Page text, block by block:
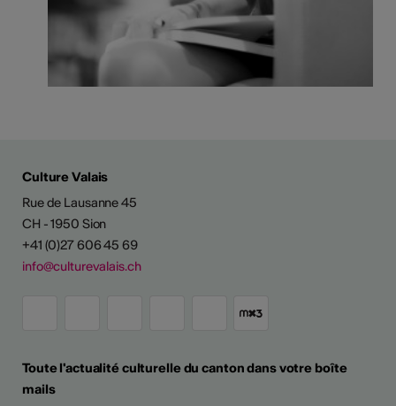
Culture Valais
Rue de Lausanne 45
CH - 1950 Sion
+41 (0)27 606 45 69
info@culturevalais.ch
Toute l'actualité culturelle du canton dans votre boîte
mails